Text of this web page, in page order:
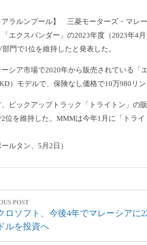
アラルンプール】 三菱モーターズ・マレ
エクスパンダー」の2023年度（2023年4
部門で1位を維持したと発表した。
ーシア市場で2020年から販売されている「
）モデルで、保険なし価格で10万980リ
ピックアップトラック「トライトン」の
2位を維持した。MMMは今年1月に「トラ
ールタン、5月2日）
POST
ロソフト、今後4年でマレーシアに
ルを投資へ